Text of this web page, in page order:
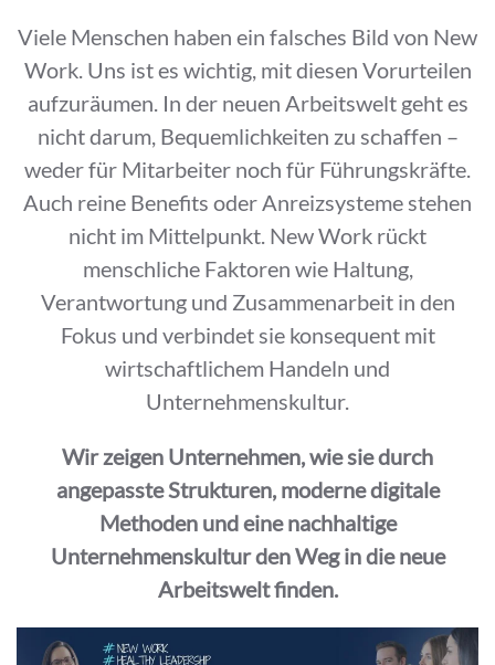
Viele Menschen haben ein falsches Bild von New
Work. Uns ist es wichtig, mit diesen Vorurteilen
aufzuräumen. In der neuen Arbeitswelt geht es
nicht darum, Bequemlichkeiten zu schaffen –
weder für Mitarbeiter noch für Führungskräfte.
Auch reine Benefits oder Anreizsysteme stehen
nicht im Mittelpunkt. New Work rückt
menschliche Faktoren wie Haltung,
Verantwortung und Zusammenarbeit in den
Fokus und verbindet sie konsequent mit
wirtschaftlichem Handeln und
Unternehmenskultur.
Wir zeigen Unternehmen, wie sie durch
angepasste Strukturen, moderne digitale
Methoden und eine nachhaltige
Unternehmenskultur den Weg in die neue
Arbeitswelt finden.